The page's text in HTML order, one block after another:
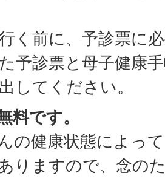
く前に、予診票に
予診票と母子健康
してください。
料です。
の健康状態によっ
りますので、念の